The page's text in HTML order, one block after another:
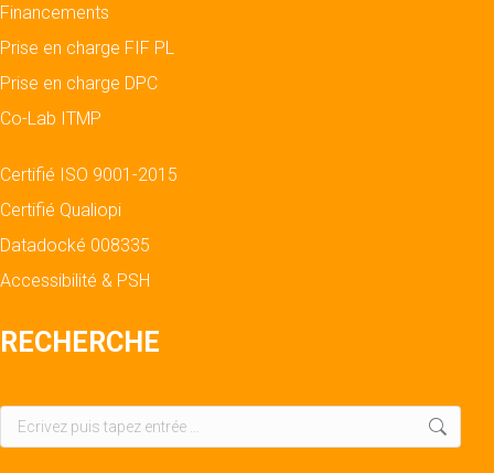
Financements
Prise en charge FIF PL
Prise en charge DPC
Co-Lab ITMP
Certifié ISO 9001-2015
Certifié Qualiopi
Datadocké 008335
Accessibilité & PSH
RECHERCHE
Recherche
: